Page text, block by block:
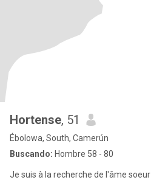
Hortense, 51
Ébolowa, South, Camerún
Buscando: Hombre 58 - 80
Je suis à la recherche de l'âme soeur